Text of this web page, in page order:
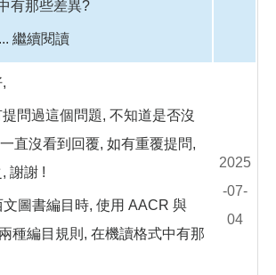
有那些差異?
繼續閱讀
提問過這個問題, 不知道是否沒
直沒看到回覆, 如有重覆提問,
謝謝 !
文圖書編目時, 使用 AACR 與
種編目規則, 在機讀格式中有那
2025
-07-
04